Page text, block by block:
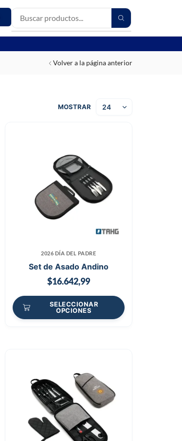
Volver a la página anterior
MOSTRAR
2026 DÍA DEL PADRE
Set de Asado Andino
$16.642,99
SELECCIONAR
OPCIONES